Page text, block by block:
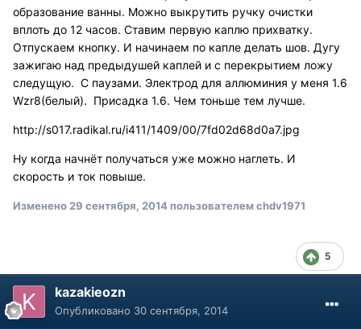
образование ванны. Можно выкрутить ручку очистки
вплоть до 12 часов. Ставим первую каплю прихватку.
Отпускаем кнопку. И начинаем по капле делать шов. Дугу
зажигаю над предыдушей каплей и с перекрытием ложу
следущую. С паузами. Электрод для аллюминия у меня 1.6
Wzr8(белый). Присадка 1.6. Чем тоньше тем лучше.
http://s017.radikal.ru/i411/1409/00/7fd02d68d0a7.jpg
Ну когда начнёт получаться уже можно наглеть. И
скорость и ток повыше.
Изменено29 сентября, 2014пользователем chdv1971
5
kazakieozn
Опубликовано 30 сентября, 2014